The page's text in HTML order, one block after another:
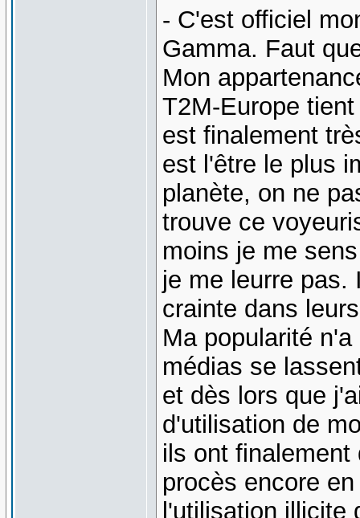
- C'est officiel
Gamma. Faut
Mon
T2M-Europe
est finalement
est l'être le plus
planète, on ne
trouve ce
moins je me
je me leurre pas.
crainte dans
Ma popularité
médias se
et dès lors que
d'utilisation de
ils ont
procès encore
l'utilisation illicite